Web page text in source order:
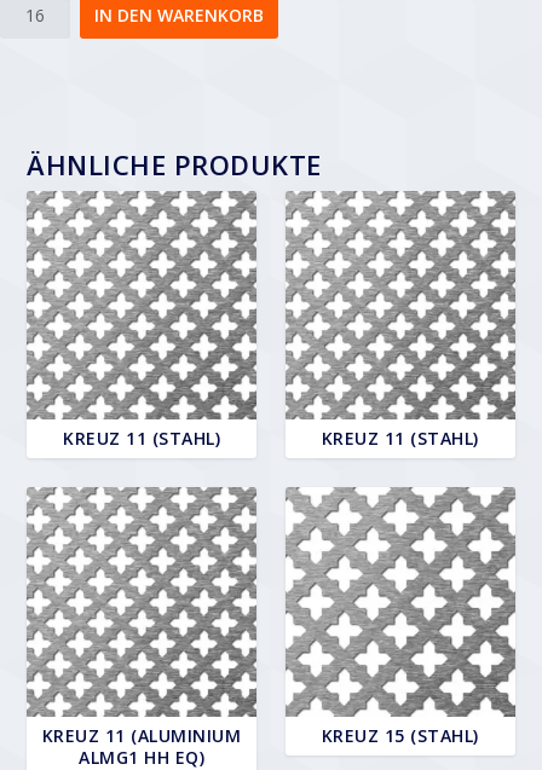
IN DEN WARENKORB
ÄHNLICHE PRODUKTE
KREUZ 11 (STAHL) KREUZ 11 (STAHL)
KREUZ 11 (ALUMINIUM
ALMG1 HH EQ)
KREUZ 15 (STAHL)